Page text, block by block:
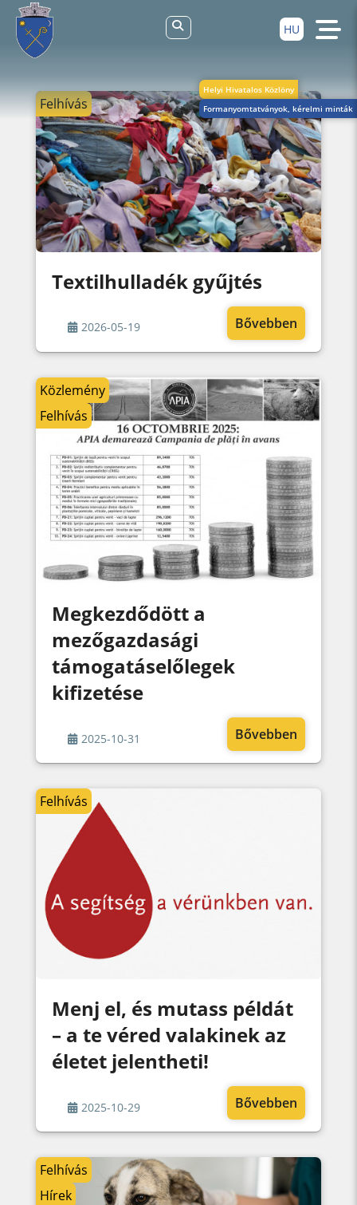
HU
Helyi Hivatalos Közlöny
Formanyomtatványok, kérelmi minták
Textilhulladék gyűjtés
2026-05-19 Bővebben
Felhívás
Megkezdődött a
mezőgazdasági
támogatáselőlegek
kifizetése
2025-10-31 Bővebben
Közlemény
Felhívás
Menj el, és mutass példát
– a te véred valakinek az
életet jelentheti!
2025-10-29 Bővebben
Felhívás
Felhívás
Hírek